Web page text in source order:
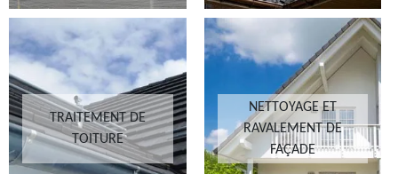
TRAITEMENT DE
TOITURE
NETTOYAGE ET
RAVALEMENT DE
FAÇADE